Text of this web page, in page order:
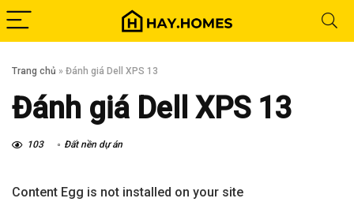
Trang chủ » Đánh giá Dell XPS 13
Đánh giá Dell XPS 13
103 Đất nền dự án
Content Egg is not installed on your site